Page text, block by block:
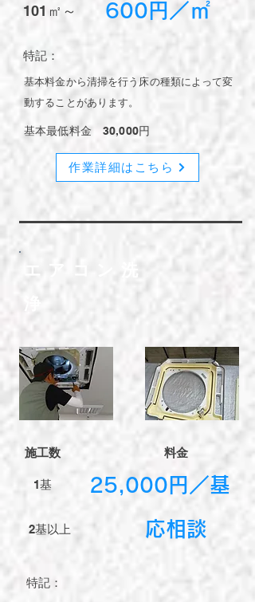
101㎡​～ ​600円／㎡
​特記：
​基本料金から清掃を行う床の種類によって変
動することがあります。
​基本最低料金 30,000円
作業詳細はこちら
​エアコン洗
​料金
​施工数
​25,000円／基
​1基
2基以上 ​応相談
​特記：